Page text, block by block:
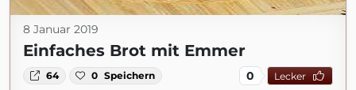
8 Januar 2019
Einfaches Brot mit Emmer
64 0 Speichern 0 Lecker